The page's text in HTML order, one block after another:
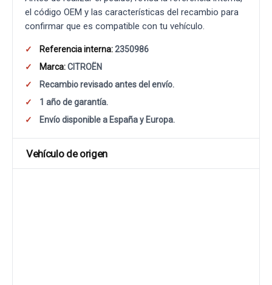
el código OEM y las características del recambio para
confirmar que es compatible con tu vehículo.
Referencia interna:2350986
Marca:CITROËN
Recambio revisado antes del envío.
1 año de garantía.
Envío disponible a España y Europa.
Vehículo de origen